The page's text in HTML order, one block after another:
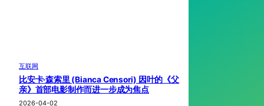
互联网
比安卡·森索里 (Bianca Censori) 因叶的《父
亲》首部电影制作而进一步成为焦点
2026-04-02